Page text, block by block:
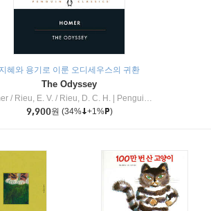
지혜와 용기로 이룬 오디세우스의 귀환
The Odyssey
/ Rieu, E. V. / Rieu, D. C. H.
Penguin Group
9,900원 (34% +1% )